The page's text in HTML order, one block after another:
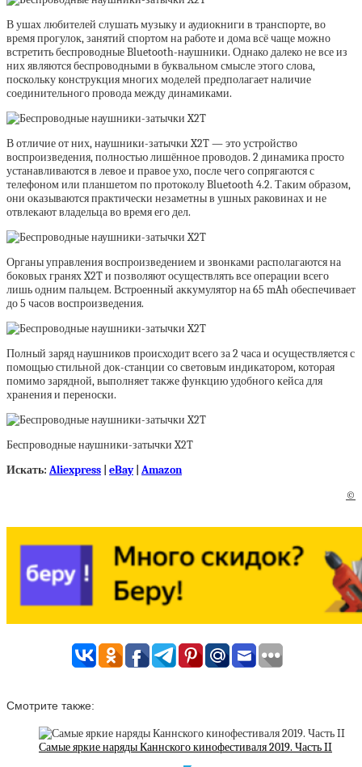
В ушах любителей слушать музыку и аудиокниги в транспорте, во
время прогулок, занятий спортом на работе и дома всё чаще можно
встретить беспроводные Bluetooth-наушники. Однако далеко не все из
них являются беспроводными в буквальном смысле этого слова,
поскольку конструкция многих моделей предполагает наличие
соединительного провода между динамиками.
В отличие от них, наушники-затычки X2T — это устройство
воспроизведения, полностью лишённое проводов. 2 динамика просто
устанавливаются в левое и правое ухо, после чего сопрягаются с
телефоном или планшетом по протоколу Bluetooth 4.2. Таким образом,
они оказываются практически незаметны в ушных раковинах и не
отвлекают владельца во время его дел.
Органы управления воспроизведением и звонками располагаются на
боковых гранях X2T и позволяют осуществлять все операции всего
лишь одним пальцем. Встроенный аккумулятор на 65 mAh обеспечивает
до 5 часов воспроизведения.
Полный заряд наушников происходит всего за 2 часа и осуществляется с
помощью стильной док-станции со световым индикатором, которая
помимо зарядной, выполняет также функцию удобного кейса для
хранения и переноски.
Беспроводные наушники-затычки X2T
Искать: Aliexpress eBay| Amazon
©
Смотрите также:
Самые яркие наряды Каннского кинофестиваля 2019. Часть II